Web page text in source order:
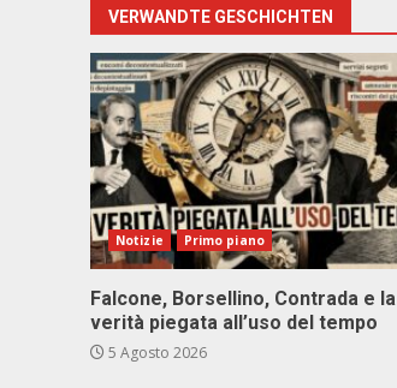
VERWANDTE GESCHICHTEN
Notizie Primo piano
Falcone, Borsellino, Contrada e la
verità piegata all’uso del tempo
5 Agosto 2026